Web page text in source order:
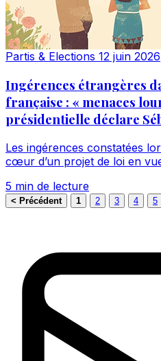
Partis & Elections 12 juin 2026
Ingérences étrangères
française : « menaces
présidentielle déclare
Les ingérences constatées
cœur d’un projet de loi en
5 min de lecture
< Précédent 1 2 3 4 5